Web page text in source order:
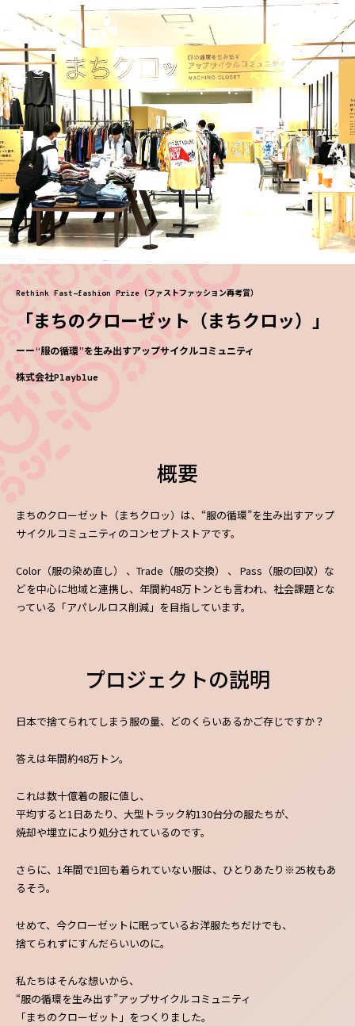
Rethink Fast-fashion Prize（ファストファッション再考賞）
「まちのクローゼット（まちクロッ）」
ーー“服の循環”を生み出すアップサイクルコミュニティ
株式会社Playblue
概要
まちのクローゼット（まちクロッ）は、“服の循環”を生み出すアップ
サイクルコミュニティのコンセプトストアです。
Color（服の染め直し） 、Trade（服の交換） 、 Pass（服の回収）な
どを中心に地域と連携し、年間約48万トンとも言われ、社会課題とな
っている「アパレルロス削減」を目指しています。
プロジェクトの説明
日本で捨てられてしまう服の量、どのくらいあるかご存じですか？
答えは年間約48万トン。
これは数十億着の服に値し、
平均すると1日あたり、大型トラック約130台分の服たちが、
焼却や埋立により処分されているのです。
さらに、1年間で1回も着られていない服は、ひとりあたり※25枚もあ
るそう。
せめて、今クローゼットに眠っているお洋服たちだけでも、
捨てられずにすんだらいいのに。
私たちはそんな想いから、
“服の循環を生み出す”アップサイクルコミュニティ
「まちのクローゼット」をつくりました。